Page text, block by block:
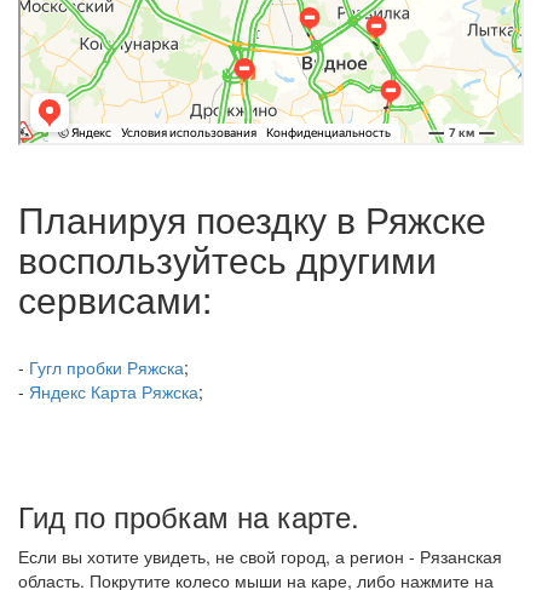
Планируя поездку в Ряжске
воспользуйтесь другими
сервисами:
- Гугл пробки Ряжска;
- Яндекс Карта Ряжска;
Гид по пробкам на карте.
Если вы хотите увидеть, не свой город, а регион - Рязанская
область. Покрутите колесо мыши на каре, либо нажмите на